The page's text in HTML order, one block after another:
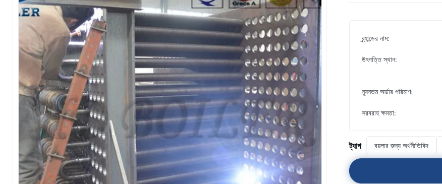
ব্র্যান্ডের নাম:
উৎপত্তি স্থান:
ন্যূনতম অর্ডার পরিমাণ:
সরবরাহ ক্ষমতা:
ট্যাগ বয়লার জন্য অর্থনীতিবিদ